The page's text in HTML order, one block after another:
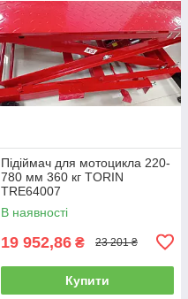
Підіймач для мотоцикла 220-
780 мм 360 кг TORIN
TRE64007
В наявності
19 952,86 ₴ 23 201 ₴
Купити